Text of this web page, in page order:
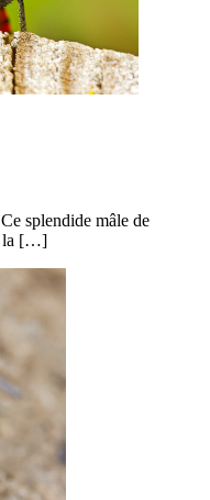
splendide mâle de
la […]